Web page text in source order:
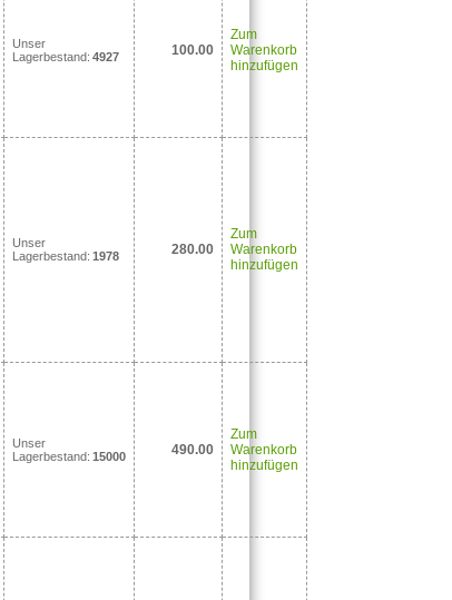
Unser
Lagerbestand: 4927 100.00
Zum
Warenkorb
hinzufügen
Unser
Lagerbestand: 1978 280.00
Zum
Warenkorb
hinzufügen
Unser
Lagerbestand: 15000 490.00
Zum
Warenkorb
hinzufügen